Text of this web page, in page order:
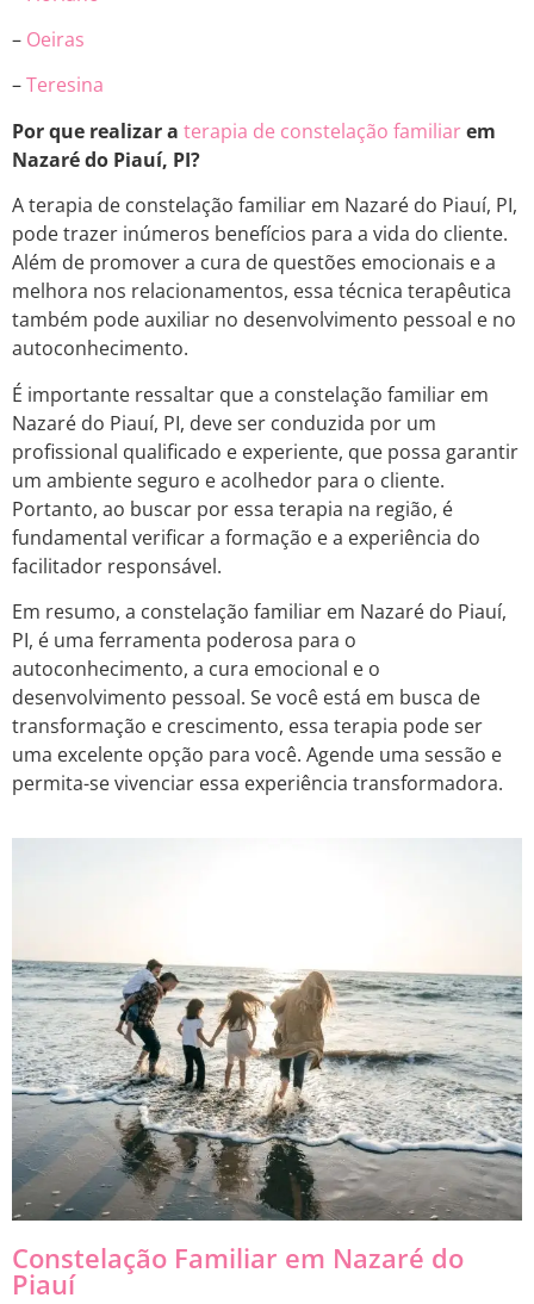
– Oeiras
–Teresina
Por que realizar a terapia de constelação familiarem
Nazaré do Piauí, PI?
A terapia de constelação familiar em Nazaré do Piauí, PI,
pode trazer inúmeros benefícios para a vida do cliente.
Além de promover a cura de questões emocionais e a
melhora nos relacionamentos, essa técnica terapêutica
também pode auxiliar no desenvolvimento pessoal e no
autoconhecimento.
É importante ressaltar que a constelação familiar em
Nazaré do Piauí, PI, deve ser conduzida por um
profissional qualificado e experiente, que possa garantir
um ambiente seguro e acolhedor para o cliente.
Portanto, ao buscar por essa terapia na região, é
fundamental verificar a formação e a experiência do
facilitador responsável.
Em resumo, a constelação familiar em Nazaré do Piauí,
PI, é uma ferramenta poderosa para o
autoconhecimento, a cura emocional e o
desenvolvimento pessoal. Se você está em busca de
transformação e crescimento, essa terapia pode ser
uma excelente opção para você. Agende uma sessão e
permita-se vivenciar essa experiência transformadora.
Constelação Familiar em Nazaré do
Piauí